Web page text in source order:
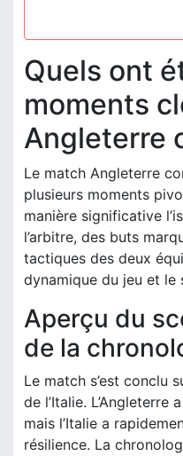
Quels ont
moments
Angleterre
Le match Angleterre
plusieurs moments
manière significative
l’arbitre, des buts
tactiques des deux
dynamique du jeu et le
Aperçu du
de la
Le match s’est conclu
de l’Italie. L’Angleterre
mais l’Italie a
résilience. La